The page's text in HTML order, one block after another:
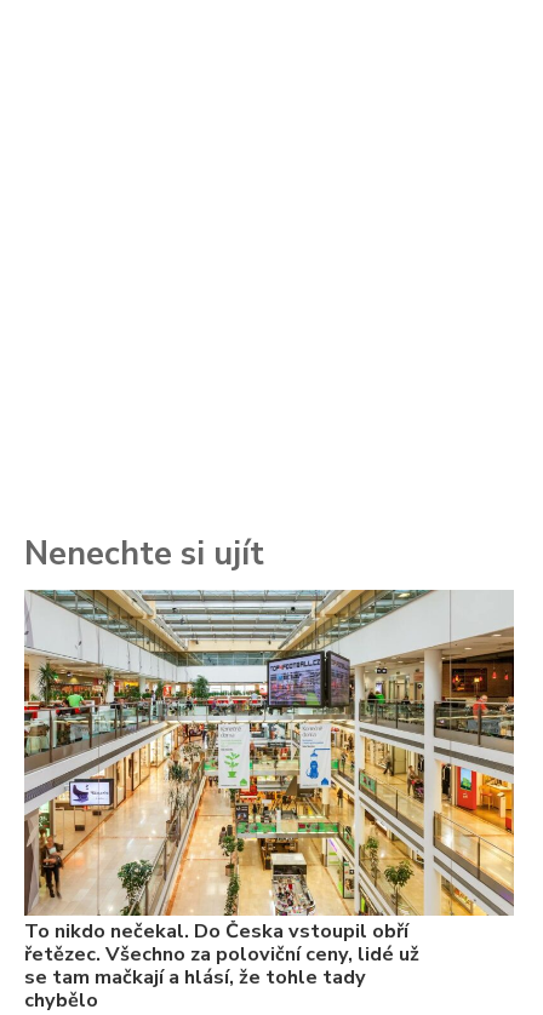
Nenechte si ujít
To nikdo nečekal. Do Česka vstoupil obří
řetězec. Všechno za poloviční ceny, lidé už
se tam mačkají a hlásí, že tohle tady
chybělo